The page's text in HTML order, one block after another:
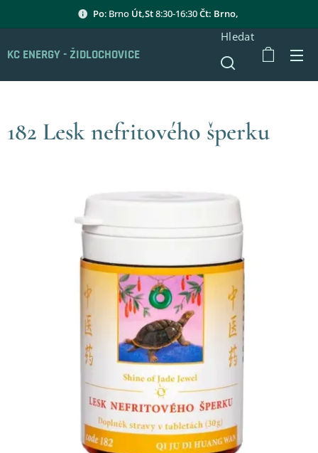
Po: Brno Út,St8:30-16:30Čt: Brno,
KC ENERGY - ŽIDLOCHOVICE
Hledat
182 Lesk nefritového šperku